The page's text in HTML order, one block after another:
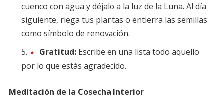
cuenco con agua y déjalo a la luz de la Luna. Al día
siguiente, riega tus plantas o entierra las semillas
como símbolo de renovación.
Gratitud:Escribe en una lista todo aquello
por lo que estás agradecido.
Meditación de la Cosecha Interior